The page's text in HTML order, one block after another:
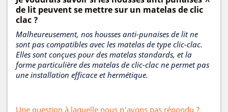
de lit peuvent se mettre sur un matelas de clic
clac ?
Malheureusement, nos housses anti-punaises de lit ne
sont pas compatibles avec les matelas de type clic-clac.
Elles sont conçues pour des matelas standards, et la
forme particulière des matelas de clic-clac ne permet pas
une installation efficace et hermétique.
Une question à laquelle nous n'avons pas répondu ?